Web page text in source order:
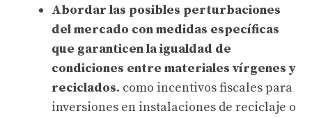
Abordar las posibles perturbaciones
del mercado con medidas específicas
que garanticen la igualdad de
condiciones entre materiales vírgenes y
reciclados. como incentivos fiscales para
inversiones en instalaciones de reciclaje o